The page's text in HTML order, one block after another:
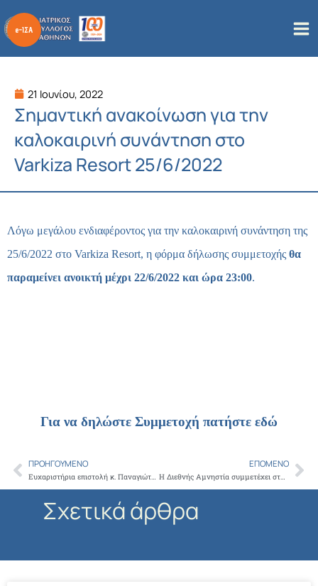
στο
περιεχόμενο
21 Ιουνίου, 2022
Σημαντική ανακοίνωση για την
καλοκαιρινή συνάντηση στο
Varkiza Resort 25/6/2022
Λόγω μεγάλου ενδιαφέροντος για την καλοκαιρινή συνάντηση της
25/6/2022 στο Varkiza Resort, η φόρμα δήλωσης συμμετοχής θα
παραμείνει ανοικτή μέχρι 22/6/2022 και ώρα 23:00.
Για να δηλώστε Συμμετοχή πατήστε εδώ
Prev
ΠΡΟΗΓΟΎΜΕΝΟ
Ευχαριστήρια επιστολή κ. Παναγιώτη Μανίκα για Γεν. Αρχίατρο Παναγιώτη Χρυσανθακόπουλο
ΕΠΌΜΕΝΟ
Η Διεθνής Αμνηστία συμμετέχει στον Αυθεντικό Μαραθώνιο Αθήνας
Σχετικά άρθρα